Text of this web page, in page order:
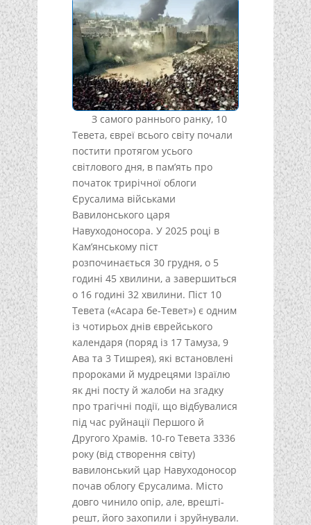
З самого раннього ранку, 10
Тевета, євреї всього світу почали
постити протягом усього
світлового дня, в пам’ять про
початок трирічної облоги
Єрусалима військами
Вавилонського царя
Навуходоносора. У 2025 році в
Кам’янському піст
розпочинається 30 грудня, о 5
годині 45 хвилини, а завершиться
о 16 годині 32 хвилини. Піст 10
Тевета («Асара бе-Тевет») є одним
із чотирьох днів єврейського
календаря (поряд із 17 Тамуза, 9
Ава та 3 Тишрея), які встановлені
пророками й мудрецями Ізраїлю
як дні посту й жалоби на згадку
про трагічні події, що відбувалися
під час руйнації Першого й
Другого Храмів. 10-го Тевета 3336
року (від створення світу)
вавилонський цар Навуходоносор
почав облогу Єрусалима. Місто
довго чинило опір, але, врешті-
решт, його захопили і зруйнували.